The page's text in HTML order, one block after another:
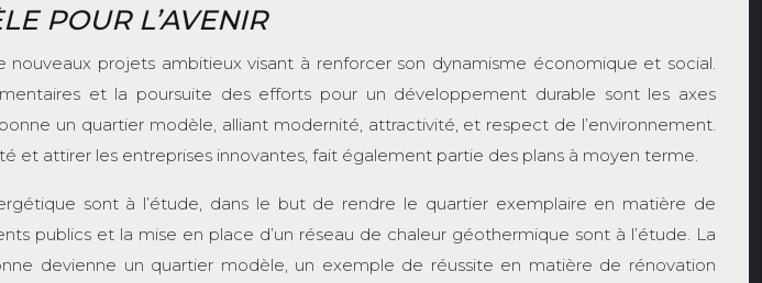
POUR L’AVENIR
projets ambitieux visant à renforcer son dynamisme économique et social.
et la poursuite des efforts pour un développement durable sont les axes
un quartier modèle, alliant modernité, attractivité, et respect de l’environnement.
et attirer les entreprises innovantes, fait également partie des plans à moyen terme.
sont à l’étude, dans le but de rendre le quartier exemplaire en matière de
publics et la mise en place d’un réseau de chaleur géothermique sont à l’étude. La
devienne un quartier modèle, un exemple de réussite en matière de rénovation